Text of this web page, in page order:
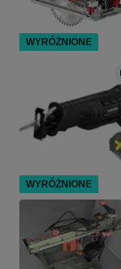
WYRÓŻNIONE
WYRÓŻNIONE